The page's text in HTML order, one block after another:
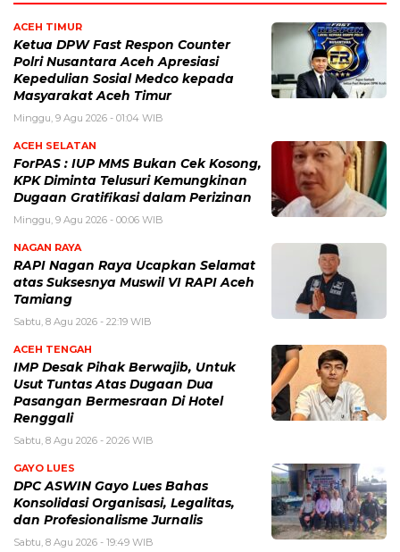
ACEH TIMUR
Ketua DPW Fast Respon Counter
Polri Nusantara Aceh Apresiasi
Kepedulian Sosial Medco kepada
Masyarakat Aceh Timur
Minggu, 9 Agu 2026 - 01:04 WIB
ACEH SELATAN
ForPAS : IUP MMS Bukan Cek Kosong,
KPK Diminta Telusuri Kemungkinan
Dugaan Gratifikasi dalam Perizinan
Minggu, 9 Agu 2026 - 00:06 WIB
NAGAN RAYA
RAPI Nagan Raya Ucapkan Selamat
atas Suksesnya Muswil VI RAPI Aceh
Tamiang
Sabtu, 8 Agu 2026 - 22:19 WIB
ACEH TENGAH
IMP Desak Pihak Berwajib, Untuk
Usut Tuntas Atas Dugaan Dua
Pasangan Bermesraan Di Hotel
Renggali
Sabtu, 8 Agu 2026 - 20:26 WIB
GAYO LUES
DPC ASWIN Gayo Lues Bahas
Konsolidasi Organisasi, Legalitas,
dan Profesionalisme Jurnalis
Sabtu, 8 Agu 2026 - 19:49 WIB